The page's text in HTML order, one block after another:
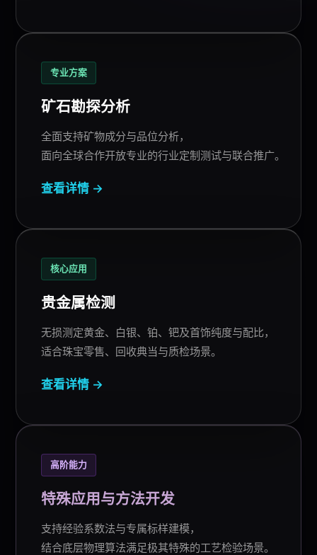
专业方案
矿石勘探分析
全面支持矿物成分与品位分析，
面向全球合作开放专业的行业定制测试与联合推广。
查看详情 →
核心应用
贵金属检测
无损测定黄金、白银、铂、钯及首饰纯度与配比，
适合珠宝零售、回收典当与质检场景。
查看详情 →
高阶能力
特殊应用与方法开发
支持经验系数法与专属标样建模，
结合底层物理算法满足极其特殊的工艺检验场景。